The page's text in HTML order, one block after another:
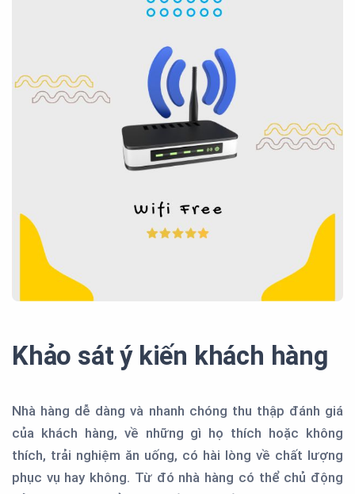
Khảo sát ý kiến khách hàng
Nhà hàng dễ dàng và nhanh chóng thu thập đánh giá
của khách hàng, về những gì họ thích hoặc không
thích, trải nghiệm ăn uống, có hài lòng về chất lượng
phục vụ hay không. Từ đó nhà hàng có thể chủ động